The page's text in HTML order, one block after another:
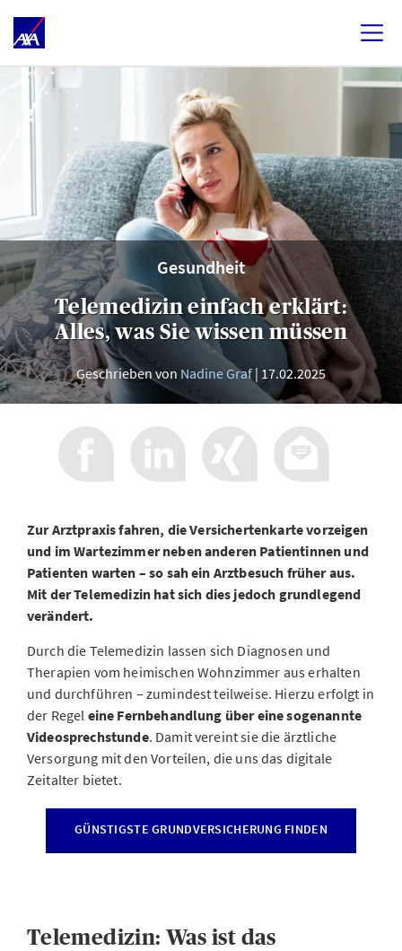
Gesundheit
Telemedizin einfach erklärt:
Alles, was Sie wissen müssen
Geschrieben von Nadine Graf 17.02.2025
Zur Arztpraxis fahren, die Versichertenkarte vorzeigen
und im Wartezimmer neben anderen Patientinnen und
Patienten warten – so sah ein Arztbesuch früher aus.
Mit der Telemedizin hat sich dies jedoch grundlegend
verändert.
Durch die Telemedizin lassen sich Diagnosen und
Therapien vom heimischen Wohnzimmer aus erhalten
und durchführen – zumindest teilweise. Hierzu erfolgt in
der Regel eine Fernbehandlung über eine sogenannte
Videosprechstunde. Damit vereint sie die ärztliche
Versorgung mit den Vorteilen, die uns das digitale
Zeitalter bietet.
GÜNSTIGSTE GRUNDVERSICHERUNG FINDEN
Telemedizin: Was ist das